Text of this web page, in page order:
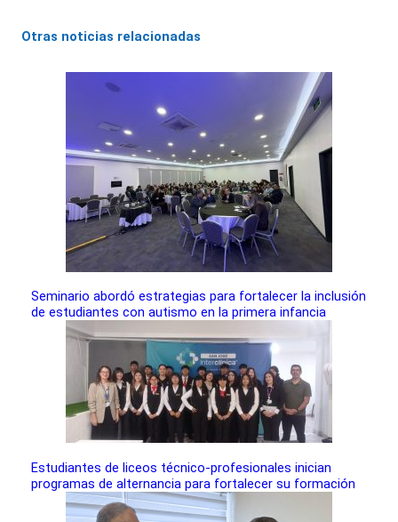
Otras noticias relacionadas
Seminario abordó estrategias para fortalecer la inclusión
de estudiantes con autismo en la primera infancia
Estudiantes de liceos técnico-profesionales inician
programas de alternancia para fortalecer su formación